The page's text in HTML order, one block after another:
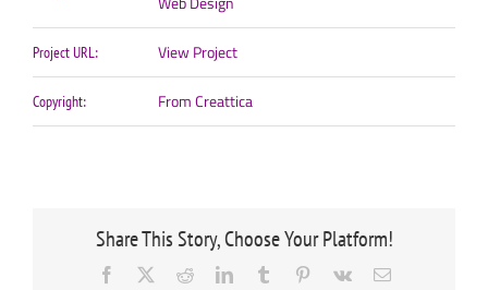
Project URL: View Project
Copyright: From Creattica
Share This Story, Choose Your Platform!
Facebook RedditLinkedInTumblr Pinterest
Vk Email